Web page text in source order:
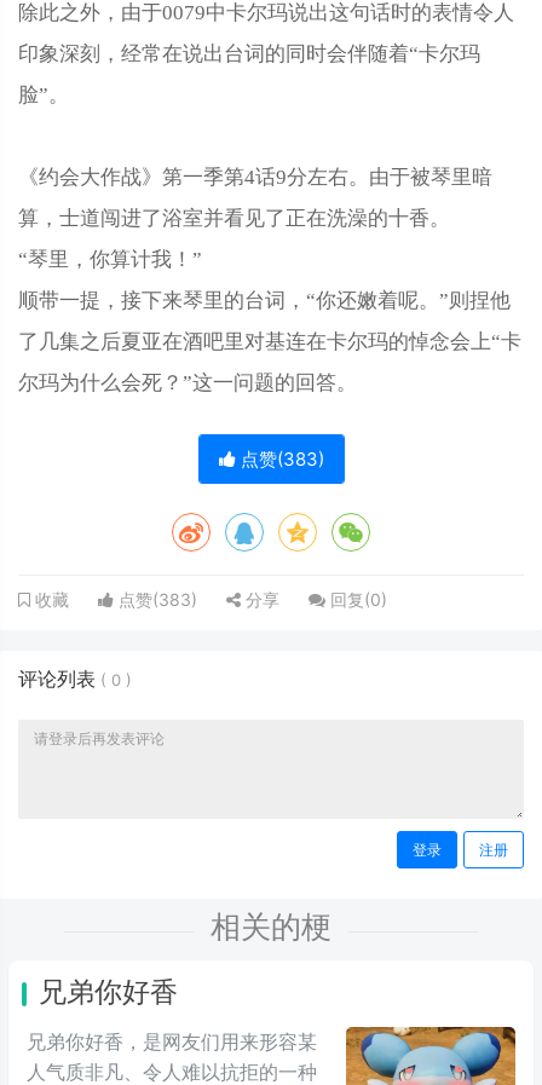
除此之外，由于0079中卡尔玛说出这句话时的表情令人
印象深刻，经常在说出台词的同时会伴随着“卡尔玛
脸”。
《约会大作战》第一季第4话9分左右。由于被琴里暗
算，士道闯进了浴室并看见了正在洗澡的十香。
“琴里，你算计我！”
顺带一提，接下来琴里的台词，“你还嫩着呢。”则捏他
了几集之后夏亚在酒吧里对基连在卡尔玛的悼念会上“卡
尔玛为什么会死？”这一问题的回答。
点赞(383)
收藏 点赞(383) 分享 回复(0)
评论列表 ( 0 )
登录 注册
相关的梗
兄弟你好香
兄弟你好香，是网友们用来形容某
人气质非凡、令人难以抗拒的一种